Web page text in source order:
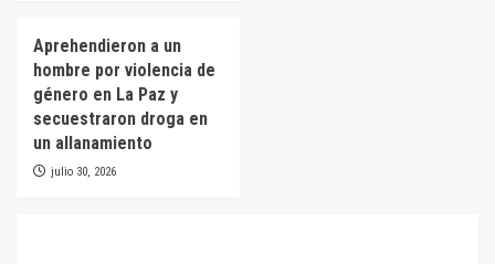
Aprehendieron a un
hombre por violencia de
género en La Paz y
secuestraron droga en
un allanamiento
julio 30, 2026